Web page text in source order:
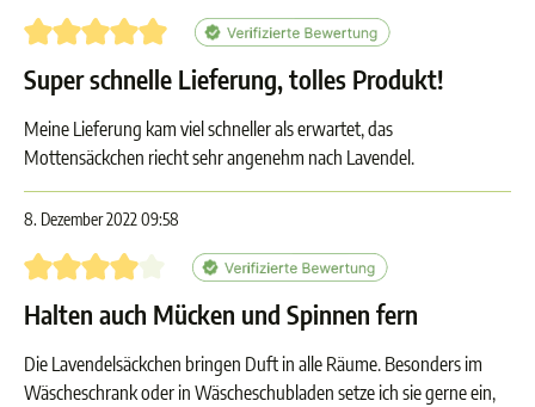
Bewertung mit 5 von 5 Sternen
Super schnelle Lieferung, tolles Produkt!
Meine Lieferung kam viel schneller als erwartet, das
Mottensäckchen riecht sehr angenehm nach Lavendel.
8. Dezember 2022 09:58
Bewertung mit 4 von 5 Sternen
Halten auch Mücken und Spinnen fern
Die Lavendelsäckchen bringen Duft in alle Räume. Besonders im
Wäscheschrank oder in Wäscheschubladen setze ich sie gerne ein,